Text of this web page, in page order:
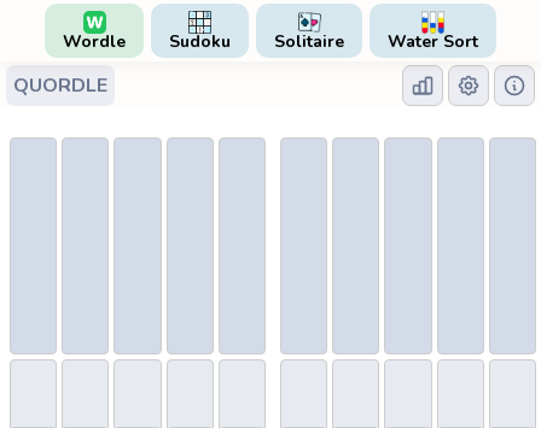
Wordle Sudoku Solitaire Water Sort
QUORDLE